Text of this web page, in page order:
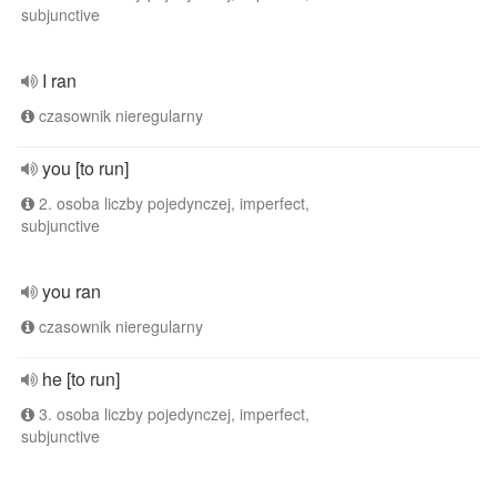
subjunctive
I ran
czasownik nieregularny
you [to run]
2. osoba liczby pojedynczej, imperfect,
subjunctive
you ran
czasownik nieregularny
he [to run]
3. osoba liczby pojedynczej, imperfect,
subjunctive